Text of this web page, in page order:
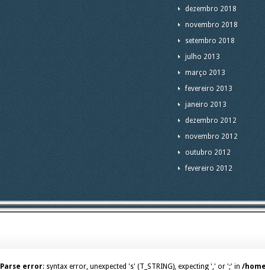
dezembro 2018
novembro 2018
setembro 2018
julho 2013
março 2013
fevereiro 2013
janeiro 2013
dezembro 2012
novembro 2012
outubro 2012
fevereiro 2012
Parse error: syntax error, unexpected 's' (T_STRING), expecting ',' or ';' in /